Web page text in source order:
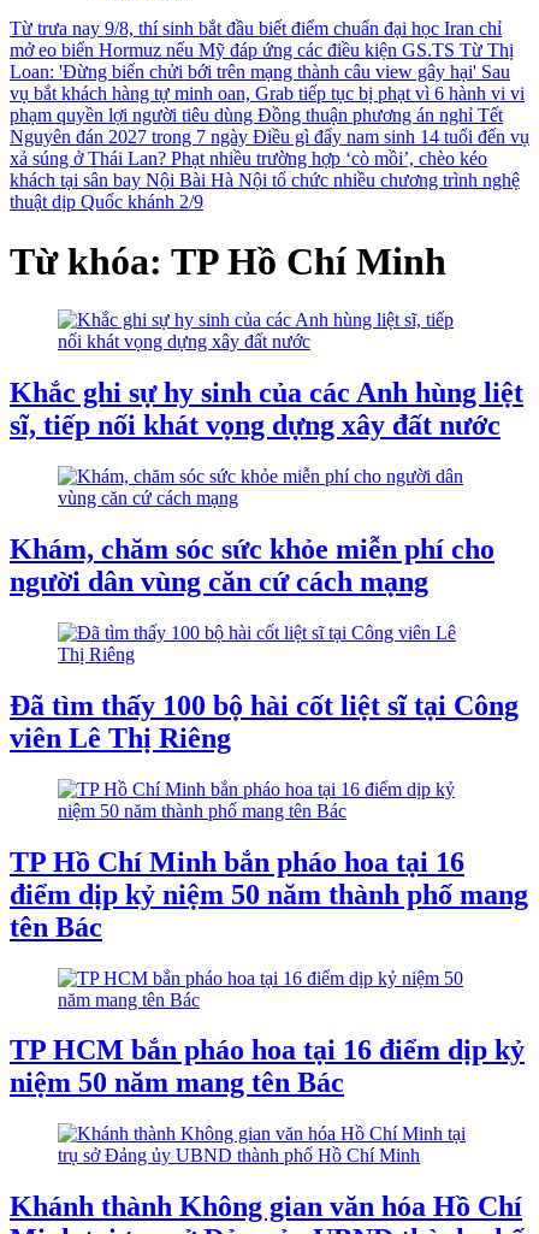
Từ trưa nay 9/8, thí sinh bắt đầu biết điểm chuẩn đại học Iran chỉ
mở eo biển Hormuz nếu Mỹ đáp ứng các điều kiện GS.TS Từ Thị
Loan: 'Đừng biến chửi bới trên mạng thành câu view gây hại' Sau
vụ bắt khách hàng tự minh oan, Grab tiếp tục bị phạt vì 6 hành vi vi
phạm quyền lợi người tiêu dùng Đồng thuận phương án nghỉ Tết
Nguyên đán 2027 trong 7 ngày Điều gì đẩy nam sinh 14 tuổi đến vụ
xả súng ở Thái Lan? Phạt nhiều trường hợp ‘cò mồi’, chèo kéo
khách tại sân bay Nội Bài Hà Nội tổ chức nhiều chương trình nghệ
thuật dịp Quốc khánh 2/9
Từ khóa: TP Hồ Chí Minh
Khắc ghi sự hy sinh của các Anh hùng liệt
sĩ, tiếp nối khát vọng dựng xây đất nước
Khám, chăm sóc sức khỏe miễn phí cho
người dân vùng căn cứ cách mạng
Đã tìm thấy 100 bộ hài cốt liệt sĩ tại Công
viên Lê Thị Riêng
TP Hồ Chí Minh bắn pháo hoa tại 16
điểm dịp kỷ niệm 50 năm thành phố mang
tên Bác
TP HCM bắn pháo hoa tại 16 điểm dịp kỷ
niệm 50 năm mang tên Bác
Khánh thành Không gian văn hóa Hồ Chí